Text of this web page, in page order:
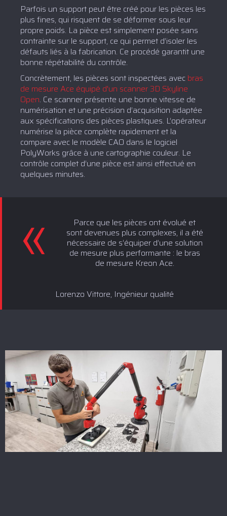
Parfois un support peut être créé pour les pièces les
plus fines, qui risquent de se déformer sous leur
propre poids. La pièce est simplement posée sans
contrainte sur le support, ce qui permet d’isoler les
défauts liés à la fabrication. Ce procédé garantit une
bonne répétabilité du contrôle.
Concrètement, les pièces sont inspectées avec bras
de mesure Ace équipé d'un scanner 3D Skyline
Open. Ce scanner présente une bonne vitesse de
numérisation et une précision d’acquisition adaptée
aux spécifications des pièces plastiques. L’opérateur
numérise la pièce complète rapidement et la
compare avec le modèle CAO dans le logiciel
PolyWorks grâce à une cartographie couleur. Le
contrôle complet d’une pièce est ainsi effectué en
quelques minutes.
Parce que les pièces ont évolué et
sont devenues plus complexes, il a été
nécessaire de s’équiper d’une solution
de mesure plus performante : le bras
de mesure Kreon Ace.
Lorenzo Vittore, Ingénieur qualité